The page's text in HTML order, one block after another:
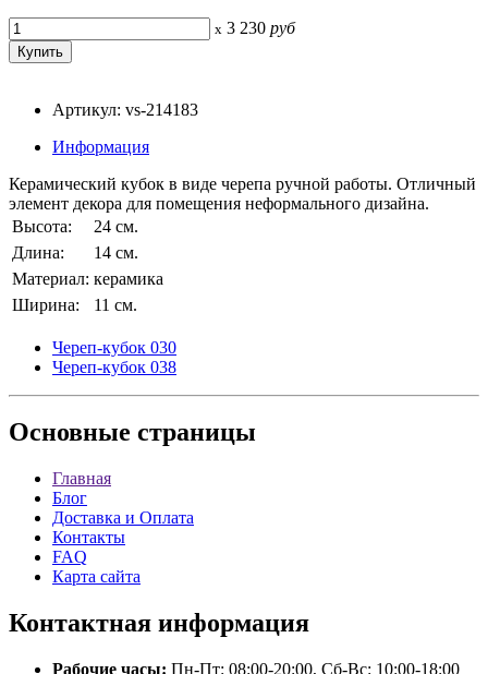
x 3 230 руб
Артикул: vs-214183
Информация
Керамический кубок в виде черепа ручной работы. Отличный
элемент декора для помещения неформального дизайна.
Высота:
24 см.
Длина:
14 см.
Материал: керамика
Ширина:
11 см.
Череп-кубок 030
Череп-кубок 038
Основные страницы
Главная
Блог
Доставка и Оплата
Контакты
FAQ
Карта сайта
Контактная информация
Рабочие часы: Пн-Пт: 08:00-20:00, Сб-Вс: 10:00-18:00